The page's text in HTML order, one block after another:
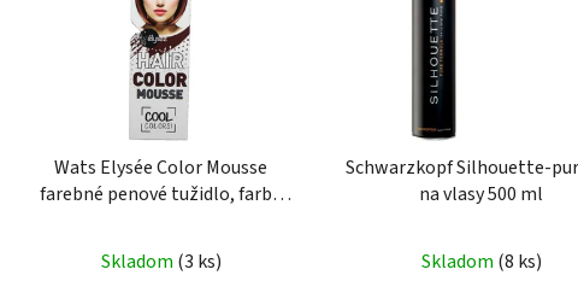
Wats Elysée Color Mousse
farebné penové tužidlo, farba
Skladom (3 ks)
Schwarzkopf Silhouette-
na vlasy 500 ml
Skladom (8 ks)